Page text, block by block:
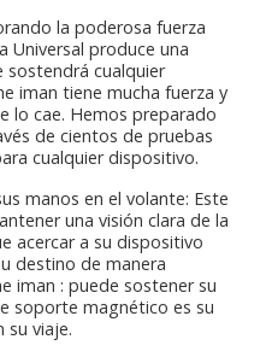
la poderosa fuerza
Universal produce una
sostendrá cualquier
iman tiene mucha fuerza y
lo cae. Hemos preparado
de cientos de pruebas
cualquier dispositivo.
manos en el volante: Este
una visión clara de la
acercar a su dispositivo
destino de manera
iman : puede sostener su
soporte magnético es su
su viaje.